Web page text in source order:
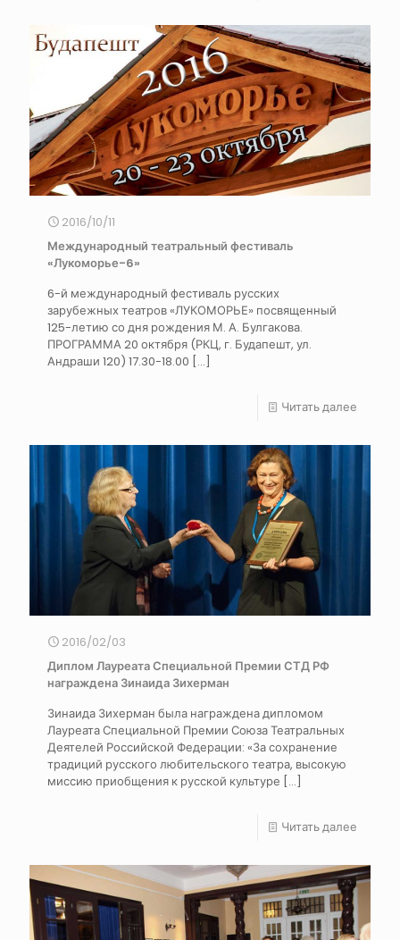
2016/10/11
Международный театральный фестиваль
«Лукоморье-6»
6-й международный фестиваль русских
зарубежных театров «ЛУКОМОРЬЕ» посвященный
125-летию со дня рождения М. А. Булгакова.
ПРОГРАММА 20 октября (РКЦ, г. Будапешт, ул.
Андраши 120) 17.30-18.00 […]
Читать далее
2016/02/03
Диплом Лауреата Специальной Премии СТД РФ
награждена Зинаида Зихерман
Зинаида Зихерман была награждена дипломом
Лауреата Специальной Премии Союза Театральных
Деятелей Российской Федерации: «За сохранение
традиций русского любительского театра, высокую
миссию приобщения к русской культуре […]
Читать далее